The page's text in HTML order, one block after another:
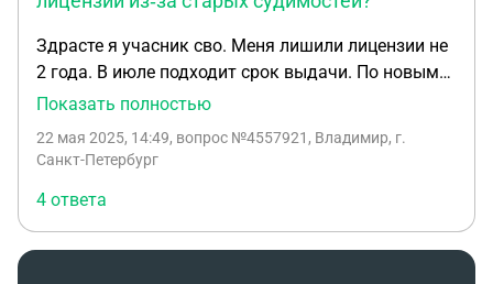
Здрасте я учасник сво. Меня лишили лицензии не
2 года. В июле подходит срок выдачи. По новым
изменениям мне сказали что я лишен пожизнено
20лет назад. Я одно ружье переписал ребятам на
за этих изменений?
Показать полностью
22 мая 2025, 14:49, вопрос №4557921, Владимир, г.
Санкт-Петербург
4 ответа